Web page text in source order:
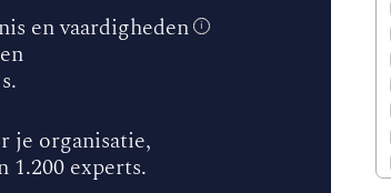
en vaardigheden
i
je organisatie,
experts.